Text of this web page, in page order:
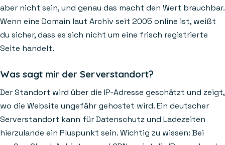
aber nicht sein, und genau das macht den Wert brauchbar.
Wenn eine Domain laut Archiv seit 2005 online ist, weißt
du sicher, dass es sich nicht um eine frisch registrierte
Seite handelt.
Was sagt mir der Serverstandort?
Der Standort wird über die IP-Adresse geschätzt und zeigt,
wo die Website ungefähr gehostet wird. Ein deutscher
Serverstandort kann für Datenschutz und Ladezeiten
hierzulande ein Pluspunkt sein. Wichtig zu wissen: Bei